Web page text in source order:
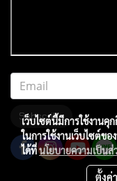
Subscribe
เว็บไซต์นี้มีการใช้งาน
ในการใช้งานเว็บไซต์ข
ได้ที่นโยบายความเป็นส่
ตั้งค่